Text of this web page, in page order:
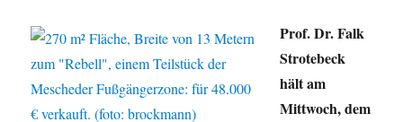
Prof. Dr. Falk
Strotebeck
hält am
Mittwoch, dem